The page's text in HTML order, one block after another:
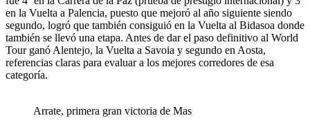
en la Vuelta a Palencia, puesto que mejoró al año siguiente siendo
segundo, logró que también consiguió en la Vuelta al Bidasoa donde
también se llevó una etapa. Antes de dar el paso definitivo al World
Tour ganó Alentejo, la Vuelta a Savoia y segundo en Aosta,
referencias claras para evaluar a los mejores corredores de esa
categoría.
Arrate, primera gran victoria de Mas